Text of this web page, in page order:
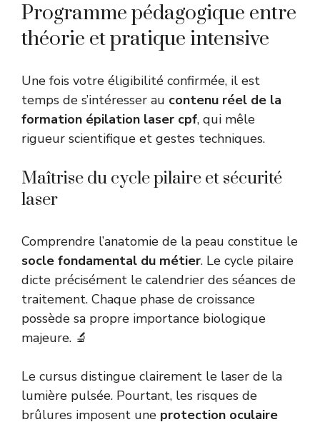
Programme pédagogique entre
théorie et pratique intensive
Une fois votre éligibilité confirmée, il est
temps de s’intéresser au contenu réel de la
formation épilation laser cpf, qui mêle
rigueur scientifique et gestes techniques.
Maîtrise du cycle pilaire et sécurité
laser
Comprendre l’anatomie de la peau constitue le
socle fondamental du métier. Le cycle pilaire
dicte précisément le calendrier des séances de
traitement. Chaque phase de croissance
possède sa propre importance biologique
majeure. 🔬
Le cursus distingue clairement le laser de la
lumière pulsée. Pourtant, les risques de
brûlures imposent une protection oculaire